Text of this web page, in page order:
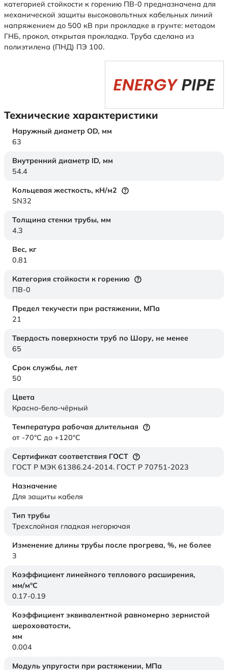
категорией стойкости к горению ПВ-0 предназначена для
механической защиты высоковольтных кабельных линий
напряжением до 500 кВ при прокладке в грунте: методом
ГНБ, прокол, открытая прокладка. Труба сделана из
полиэтилена (ПНД) ПЭ 100.
Технические характеристики
Наружный диаметр OD, мм
63
Внутренний диаметр ID, мм
54.4
Кольцевая жесткость, кН/м2
SN32
Толщина стенки трубы, мм
4.3
Вес, кг
0.81
Категория стойкости к горению
ПВ-0
Предел текучести при растяжении, МПа
21
Твердость поверхности труб по Шору, не менее
65
Срок службы, лет
50
Цвета
Красно-бело-чёрный
Температура рабочая длительная
от -70°C до +120°C
Сертификат соответствия ГОСТ
ГОСТ Р МЭК 61386.24-2014. ГОСТ Р 70751-2023
Назначение
Для защиты кабеля
Тип трубы
Трехслойная гладкая негорючая
Изменение длины трубы после прогрева, %, не более
3
Коэффициент линейного теплового расширения,
мм/м°С
0.17-0.19
Коэффициент эквивалентной равномерно зернистой
шероховатости,
мм
0.004
Модуль упругости при растяжении, МПа